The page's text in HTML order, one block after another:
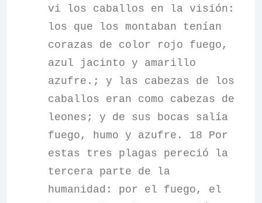
vi los caballos en la visión:
los que los montaban tenían
corazas de color rojo fuego,
azul jacinto y amarillo
azufre.; y las cabezas de los
caballos eran como cabezas de
leones; y de sus bocas salía
fuego, humo y azufre. 18 Por
estas tres plagas pereció la
tercera parte de la
humanidad: por el fuego, el